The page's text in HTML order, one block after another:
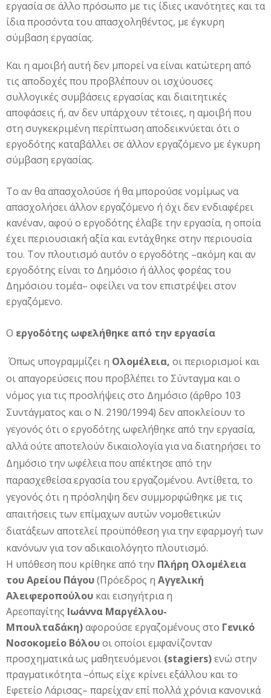
εργασία σε άλλο πρόσωπο με τις ίδιες ικανότητες και τα
ίδια προσόντα του απασχοληθέντος, με έγκυρη
σύμβαση εργασίας.
Και η αμοιβή αυτή δεν μπορεί να είναι κατώτερη από
τις αποδοχές που προβλέπουν οι ισχύουσες
συλλογικές συμβάσεις εργασίας και διαιτητικές
αποφάσεις ή, αν δεν υπάρχουν τέτοιες, η αμοιβή που
στη συγκεκριμένη περίπτωση αποδεικνύεται ότι ο
εργοδότης καταβάλλει σε άλλον εργαζόμενο με έγκυρη
σύμβαση εργασίας.
Το αν θα απασχολούσε ή θα μπορούσε νομίμως να
απασχολήσει άλλον εργαζόμενο ή όχι δεν ενδιαφέρει
κανέναν, αφού ο εργοδότης έλαβε την εργασία, η οποία
έχει περιουσιακή αξία και εντάχθηκε στην περιουσία
του. Τον πλουτισμό αυτόν ο εργοδότης –ακόμη και αν
εργοδότης είναι το Δημόσιο ή άλλος φορέας του
Δημόσιου τομέα– οφείλει να τον επιστρέψει στον
εργαζόμενο.
Ο εργοδότης ωφελήθηκε από την εργασία
Όπως υπογραμμίζει η Ολομέλεια, οι περιορισμοί και
οι απαγορεύσεις που προβλέπει το Σύνταγμα και ο
νόμος για τις προσλήψεις στο Δημόσιο (άρθρο 103
Συντάγματος και ο Ν. 2190/1994) δεν αποκλείουν το
γεγονός ότι ο εργοδότης ωφελήθηκε από την εργασία,
αλλά ούτε αποτελούν δικαιολογία για να διατηρήσει το
Δημόσιο την ωφέλεια που απέκτησε από την
παρασχεθείσα εργασία του εργαζομένου. Αντίθετα, το
γεγονός ότι η πρόσληψη δεν συμμορφώθηκε με τις
απαιτήσεις των επίμαχων αυτών νομοθετικών
διατάξεων αποτελεί προϋπόθεση για την εφαρμογή των
κανόνων για τον αδικαιολόγητο πλουτισμό.
Η υπόθεση που κρίθηκε από την Πλήρη Ολομέλεια
του Αρείου Πάγου(Πρόεδρος η Αγγελική
Αλειφεροπούλου και εισηγήτρια η
Αρεοπαγίτης Ιωάννα Μαργέλλου-
Μπουλταδάκη)αφορούσε εργαζομένους στο Γενικό
Νοσοκομείο Βόλουοι οποίοι εμφανίζονταν
προσχηματικά ως μαθητευόμενοι (stagiers)ενώ στην
πραγματικότητα –όπως είχε κρίνει εξάλλου και το
Εφετείο Λάρισας– παρείχαν επί πολλά χρόνια κανονικά